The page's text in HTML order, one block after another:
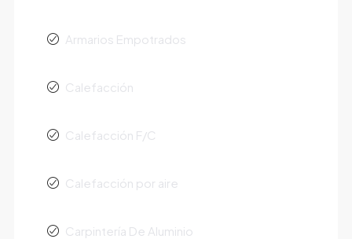
Armarios Empotrados
Calefacción
Calefacción F/C
Calefacción por aire
Carpintería De Aluminio